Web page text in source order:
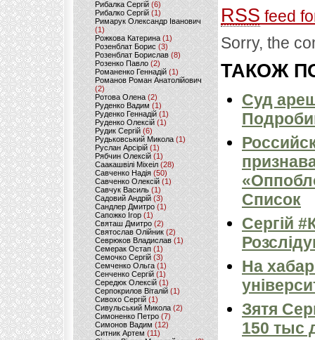
Рибалка Сергій (6)
Рибалко Сергій (1)
Римарук Олександр Іванович
(1)
Рожкова Катерина(1)
Розенблат Борис (3)
Розенблат Борислав (8)
Розенко Павло (2)
Романенко Геннадій (1)
Романов Роман Анатолійович
(2)
Ротова Олена(2)
Руденко Вадим (1)
Руденко Геннадій (1)
Руденко Олексій(1)
Рудик Сергій(6)
Рудьковський Микола (1)
Руслан Арсірій(1)
Рябчин Олексій (1)
Саакашвілі Міхеіл(28)
Савченко Надія (50)
Савченко Олексій(1)
Савчук Василь (1)
Садовий Андрій (3)
Сандлер Дмитро(1)
Сапожко Ігор(1)
Святаш Дмитро (2)
Святослав Олійник (2)
Севрюков Владислав (1)
Семерак Остап (1)
Семочко Сергій (3)
Семченко Ольга (1)
Сенченко Сергій(1)
Середюк Олексій(1)
Серпокрилов Віталій(1)
Сивохо Сергій(1)
Сивульський Микола(2)
Симоненко Петро(7)
Симонов Вадим (12)
Ситник Артем(11)
RSS feed
Sorry, the
ТАКОЖ
Суд
Список
Сергій
На
Зятя
150 тыс